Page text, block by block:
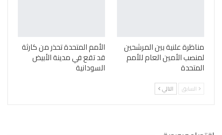
مناظرة علنية بين المرشحين
لمنصب الأمين العام للأمم
المتحدة
الأمم المتحدة تحذر من كارثة
قد تقع في مدينة الأبيض
السودانية
السابق التالي